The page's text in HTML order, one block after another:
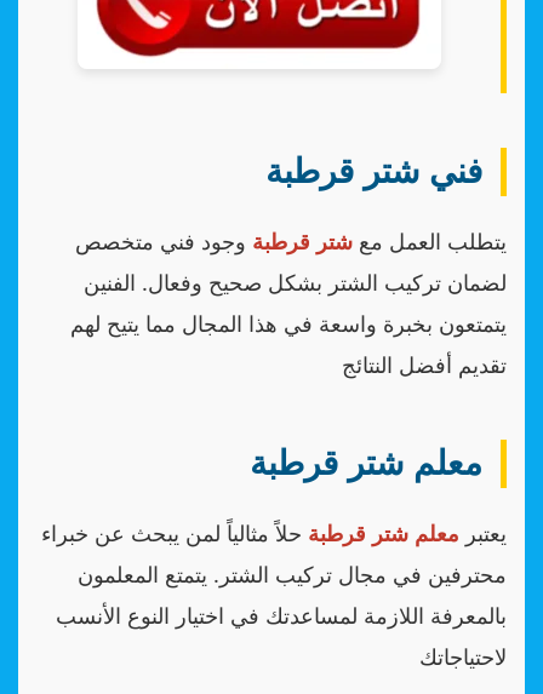
فني شتر قرطبة
يتطلب العمل مع شتر قرطبة وجود فني متخصص
لضمان تركيب الشتر بشكل صحيح وفعال. الفنين
يتمتعون بخبرة واسعة في هذا المجال مما يتيح لهم
تقديم أفضل النتائج
معلم شتر قرطبة
يعتبر معلم شتر قرطبة حلاً مثالياً لمن يبحث عن خبراء
محترفين في مجال تركيب الشتر. يتمتع المعلمون
بالمعرفة اللازمة لمساعدتك في اختيار النوع الأنسب
لاحتياجاتك